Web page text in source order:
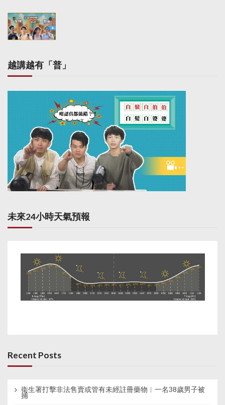
越講越有「普」
未來24小時天氣預報
Recent Posts
衞生署打擊非法售賣或管有未經註冊藥物︱一名38歲男子被
捕